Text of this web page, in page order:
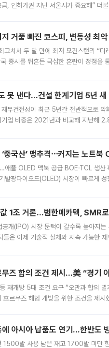
, 인허가권 지닌 서울시가 중요해” 더
거품 빠진 코스피, 변동성 최
치서 두 달 만에 최저 모건스탠리 “디
국 증시를 뒤흔든 극심한 혼란이 정점을
못 낸다…건설 한계기업 5년
무건전성이 최근 5년간 전반적으로
업 비중은 2021년과 비교해 지난해
중국산’ 맹추격⋯커지는 노트북
플 OLED 맥북 공급 BOE·TCL 생산
광다이오드(OLED) 시장이 빠르게 성
1조 거론…범한메카텍, SMR
개(IPO) 시장 문턱이 갈수록 높아지는
들은 이제 기술적 실체와 지속 가능한
무즈 합의 조건 제시…美 “경기
재개방 5대 조건 요구 “오만과 합의
호르무즈 해협 개방을 위한 조건을 제
아시아 납품도 연기…한반도
1500발 사용 남은 재고 1700발 미만 함